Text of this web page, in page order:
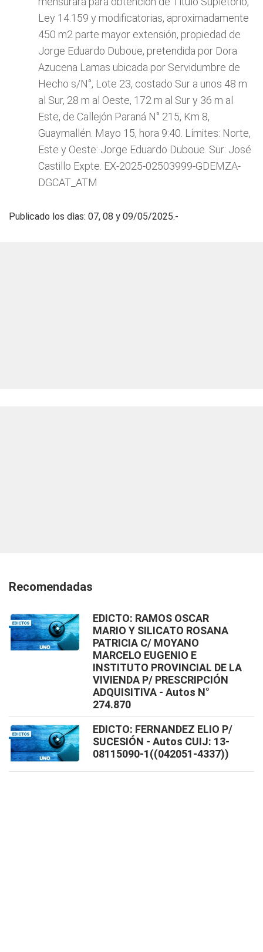
Ley 14.159 y modificatorias, aproximadamente
450 m2 parte mayor extensión, propiedad de
Jorge Eduardo Duboue, pretendida por Dora
Azucena Lamas ubicada por Servidumbre de
Hecho s/N°, Lote 23, costado Sur a unos 48 m
al Sur, 28 m al Oeste, 172 m al Sur y 36 m al
Este, de Callejón Paraná N° 215, Km 8,
Guaymallén. Mayo 15, hora 9:40. Límites: Norte,
Este y Oeste: Jorge Eduardo Duboue. Sur: José
Castillo Expte. EX-2025-02503999-GDEMZA-
DGCAT_ATM
Publicado los dìas: 07, 08 y 09/05/2025.-
Recomendadas
EDICTO: RAMOS OSCAR
MARIO Y SILICATO ROSANA
PATRICIA C/ MOYANO
MARCELO EUGENIO E
INSTITUTO PROVINCIAL DE LA
VIVIENDA P/ PRESCRIPCIÓN
ADQUISITIVA - Autos N°
274.870
EDICTO: FERNANDEZ ELIO P/
SUCESIÓN - Autos CUIJ: 13-
08115090-1((042051-4337))